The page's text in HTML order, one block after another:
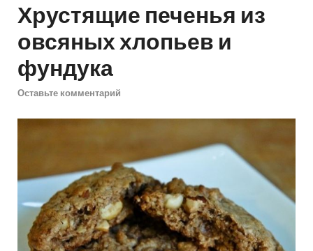
Хрустящие печенья из
овсяных хлопьев и
фундука
Оставьте комментарий